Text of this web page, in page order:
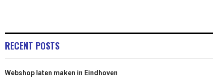
RECENT POSTS
Webshop laten maken in Eindhoven